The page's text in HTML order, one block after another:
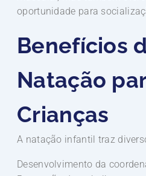
oportunidade para
Benefícios
Natação
Crianças
A natação infantil traz
Desenvolvimento da